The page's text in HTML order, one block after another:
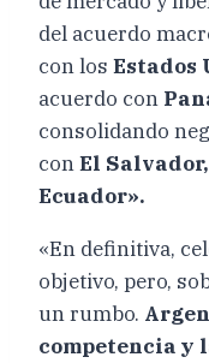
del acuerdo
con los Estados
acuerdo con
consolidando
conEl
Ecuador».
«En definitiva,
objetivo, pero,
un rumbo.
competencia y